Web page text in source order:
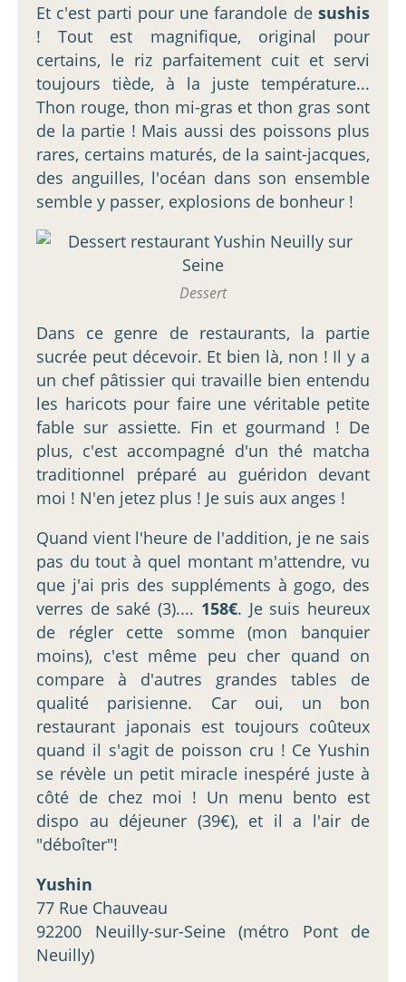
Et c'est parti pour une farandole de sushis
! Tout est magnifique, original pour
certains, le riz parfaitement cuit et servi
toujours tiède, à la juste température...
Thon rouge, thon mi-gras et thon gras sont
de la partie ! Mais aussi des poissons plus
rares, certains maturés, de la saint-jacques,
des anguilles, l'océan dans son ensemble
semble y passer, explosions de bonheur !
Dessert
Dans ce genre de restaurants, la partie
sucrée peut décevoir. Et bien là, non ! Il y a
un chef pâtissier qui travaille bien entendu
les haricots pour faire une véritable petite
fable sur assiette. Fin et gourmand ! De
plus, c'est accompagné d'un thé matcha
traditionnel préparé au guéridon devant
moi ! N'en jetez plus ! Je suis aux anges !
Quand vient l'heure de l'addition, je ne sais
pas du tout à quel montant m'attendre, vu
que j'ai pris des suppléments à gogo, des
verres de saké (3).... 158€. Je suis heureux
de régler cette somme (mon banquier
moins), c'est même peu cher quand on
compare à d'autres grandes tables de
qualité parisienne. Car oui, un bon
restaurant japonais est toujours coûteux
quand il s'agit de poisson cru ! Ce Yushin
se révèle un petit miracle inespéré juste à
côté de chez moi ! Un menu bento est
dispo au déjeuner (39€), et il a l'air de
"déboîter"!
Yushin
77 Rue Chauveau
92200 Neuilly-sur-Seine (métro Pont de
Neuilly)